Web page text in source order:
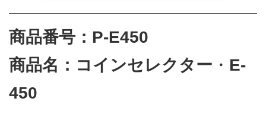
商品番号：P-E450
商品名：コインセレクター ・ E-
450